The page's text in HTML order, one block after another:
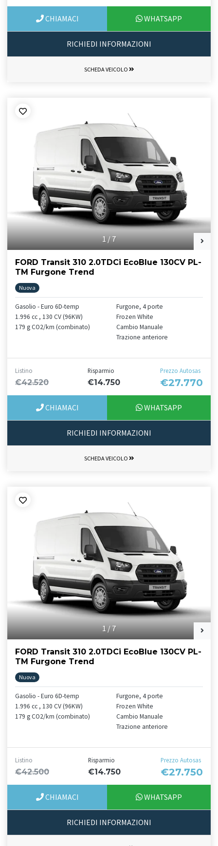
CHIAMACI WHATSAPP
RICHIEDI INFORMAZIONI
SCHEDA VEICOLO
1/7
FORD Transit 310 2.0TDCi EcoBlue 130CV PL-
TM Furgone Trend
Nuova
Gasolio - Euro 6D-temp
1.996 cc , 130 CV (96KW)
179 g CO2/km (combinato)
Furgone, 4 porte
Frozen White
Cambio Manuale
Trazione anteriore
Listino
€42.520
Risparmio
€14.750
Prezzo Autosas
€27.770
CHIAMACI WHATSAPP
RICHIEDI INFORMAZIONI
SCHEDA VEICOLO
1/7
FORD Transit 310 2.0TDCi EcoBlue 130CV PL-
TM Furgone Trend
Nuova
Gasolio - Euro 6D-temp
1.996 cc , 130 CV (96KW)
179 g CO2/km (combinato)
Furgone, 4 porte
Frozen White
Cambio Manuale
Trazione anteriore
Listino
€42.500
Risparmio
€14.750
Prezzo Autosas
€27.750
CHIAMACI WHATSAPP
RICHIEDI INFORMAZIONI